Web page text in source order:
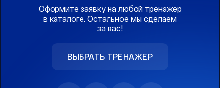
Оформите заявку на любой тренажер
в каталоге. Остальное мы сделаем
за вас!
ВЫБРАТЬ ТРЕНАЖЕР